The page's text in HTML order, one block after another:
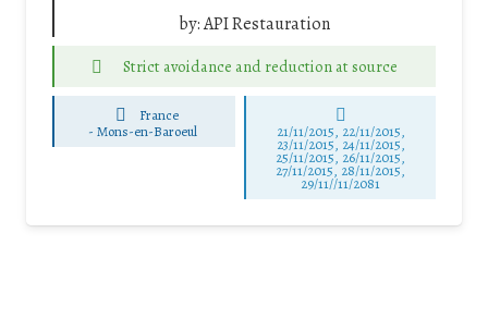
by:API Restauration
Strict avoidance and reduction at source
France
-Mons-en-Baroeul 21/11/2015, 22/11/2015,
23/11/2015, 24/11/2015,
25/11/2015, 26/11/2015,
27/11/2015, 28/11/2015,
29/11//11/2081